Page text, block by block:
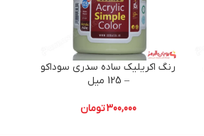
رنگ اکریلیک ساده سدری سوداکو
– 125 میل
300,000تومان